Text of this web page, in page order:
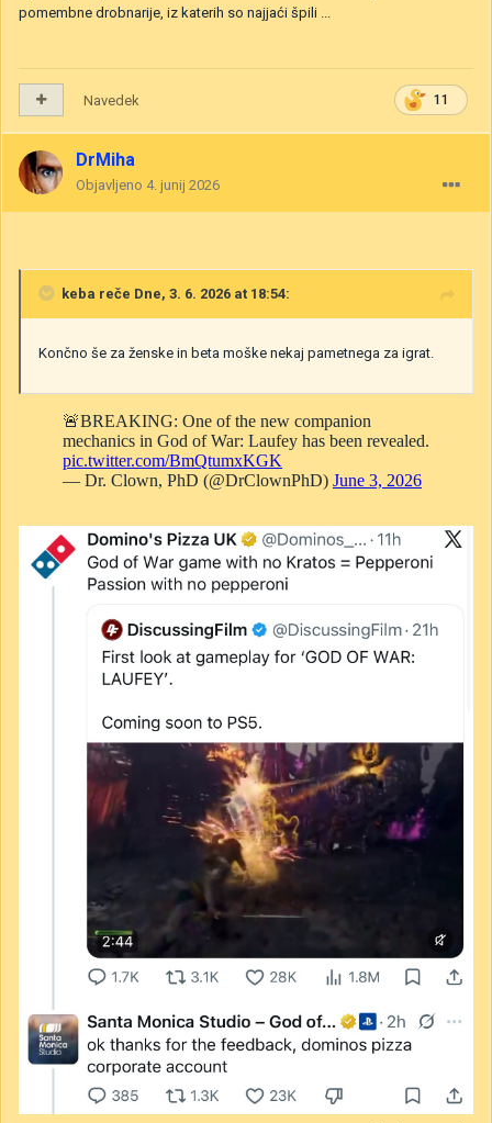
pomembne drobnarije, iz katerih so najjaći špili ...
11
Navedek
DrMiha
Objavljeno 4. junij 2026
keba reče Dne, 3. 6. 2026 at 18:54:
Končno še za ženske in beta moške nekaj pametnega za igrat.